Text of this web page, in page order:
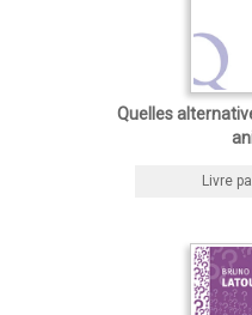
Quelles
Livre